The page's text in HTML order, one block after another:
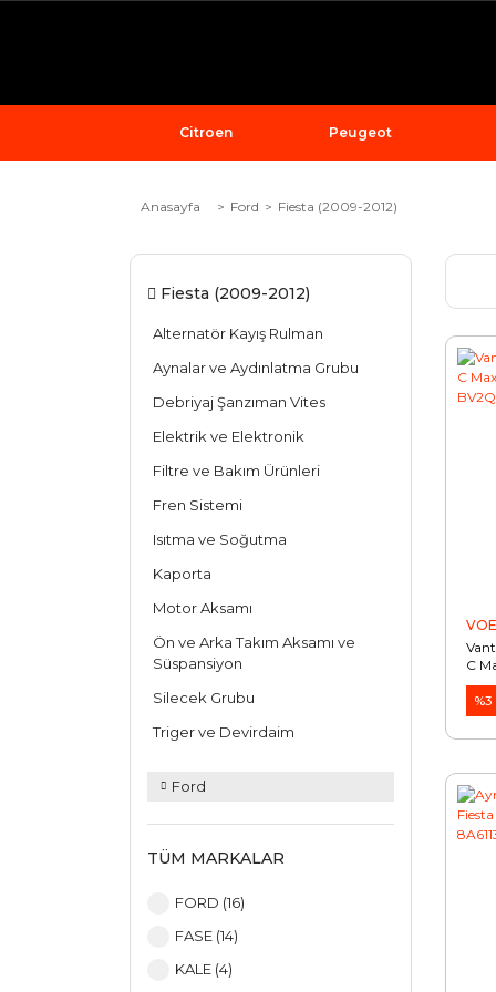
Citroen Peugeot
Anasayfa Ford Fiesta (2009-2012)
Fiesta (2009-2012)
Alternatör Kayış Rulman
Aynalar ve Aydınlatma Grubu
Debriyaj Şanzıman Vites
Elektrik ve Elektronik
Filtre ve Bakım Ürünleri
Fren Sistemi
Isıtma ve Soğutma
Kaporta
Motor Aksamı
Ön ve Arka Takım Aksamı ve
Süspansiyon
Silecek Grubu
Triger ve Devirdaim
Ford
TÜM MARKALAR
FORD (16)
FASE (14)
KALE (4)
VOE
C
%3